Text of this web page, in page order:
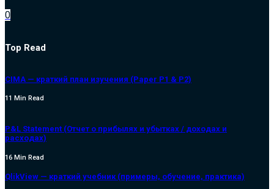
0
Top Read
CIMA — краткий план изучения (Paper P1 & P2)
11 Min Read
P&L Statement (Отчет о прибылях и убытках / доходах и
расходах)
16 Min Read
QlikView — краткий учебник (примеры, обучение, практика)